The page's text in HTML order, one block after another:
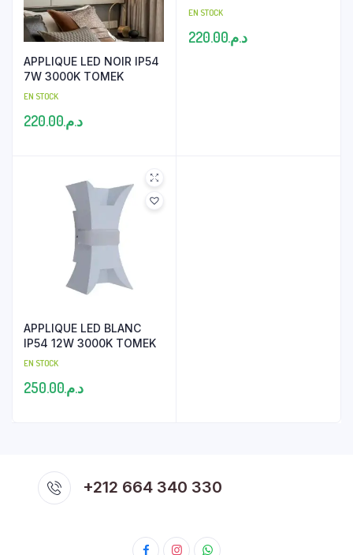
APPLIQUE LED NOIR IP54
7W 3000K TOMEK
EN STOCK
د.م.220.00
EN STOCK
د.م.220.00
APPLIQUE LED BLANC
IP54 12W 3000K TOMEK
EN STOCK
د.م.250.00
+212 664 340 330